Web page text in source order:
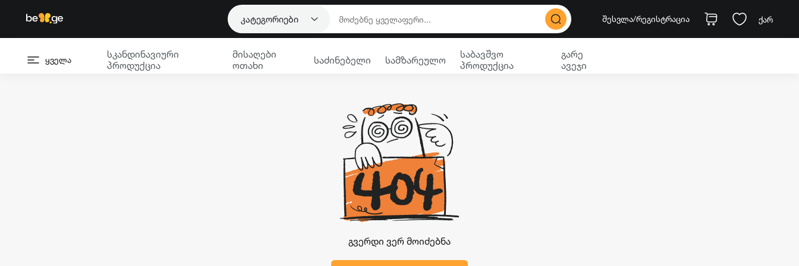
კატეგორიები შესვლა/რეგისტრაცია ქარ
ყველა
სკანდინავიური
პროდუქცია
მისაღები
ოთახი
საძინებელი სამზარეულო
საბავშვო
პროდუქცია
გარე
ავეჯი
გვერდი ვერ მოიძებნა